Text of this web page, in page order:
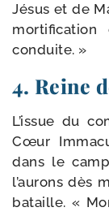
Jésus et de
conduite. »
4. Reine
L’issue du
Cœur
dans le
l’aurons dès
bataille. «